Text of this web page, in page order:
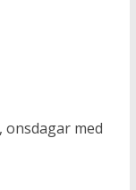
onsdagar med